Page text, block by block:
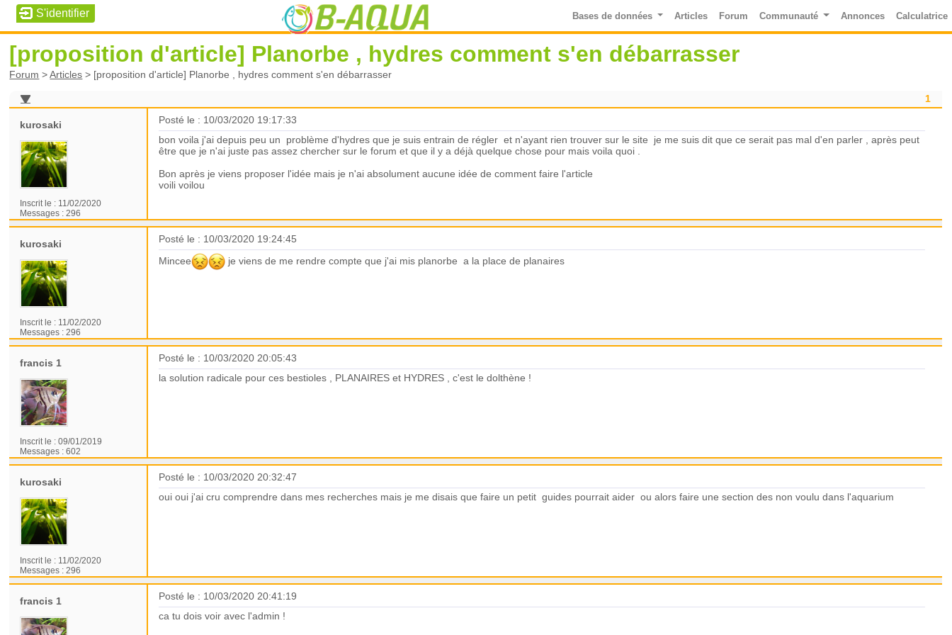
Bases de données Articles Forum Communauté Annonces Calculatrice
[proposition d'article] Planorbe , hydres comment s'en débarrasser
Forum >Articles > [proposition d'article] Planorbe , hydres comment s'en débarrasser
1
kurosaki
Inscrit le : 11/02/2020
Messages :296
Posté le : 10/03/2020 19:17:33
bon voila j'ai depuis peu un problème d'hydres que je suis entrain de régler et n'ayant rien trouver sur le site je me suis dit que ce serait pas mal d'en parler , après peut
être que je n'ai juste pas assez chercher sur le forum et que il y a déjà quelque chose pour mais voila quoi .
Bon après je viens proposer l'idée mais je n'ai absolument aucune idée de comment faire l'article
voili voilou
kurosaki
Inscrit le : 11/02/2020
Messages :296
Posté le : 10/03/2020 19:24:45
Mincee
je viens de me rendre compte que j'ai mis planorbe a la place de planaires
francis 1
Inscrit le :09/01/2019
Messages :602
Posté le : 10/03/2020 20:05:43
la solution radicale pour ces bestioles , PLANAIRES et HYDRES , c'est le dolthène !
kurosaki
Inscrit le : 11/02/2020
Messages :296
Posté le : 10/03/2020 20:32:47
oui oui j'ai cru comprendre dans mes recherches mais je me disais que faire un petit guides pourrait aider ou alors faire une section des non voulu dans l'aquarium
francis 1
Posté le : 10/03/2020 20:41:19
ca tu dois voir avec l'admin !